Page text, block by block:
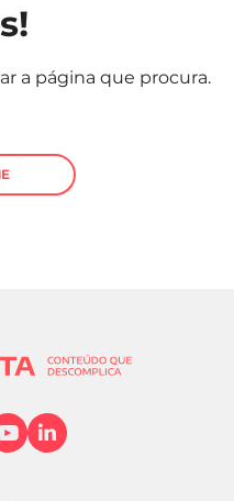
a página que procura.